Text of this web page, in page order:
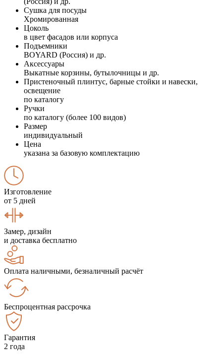
Сушка для посуды
Хромированная
Цоколь
в цвет фасадов или корпуса
Подъемники
BOYARD (Россия) и др.
Аксессуары
Выкатные корзины, бутылочницы и др.
Пристеночный плинтус, барные стойки и навески,
освещение
по каталогу
Ручки
по каталогу (более 100 видов)
Размер
индивидуальный
Цена
указана за базовую комплектацию
Изготовление
от 5 дней
Замер, дизайн
и доставка бесплатно
Оплата наличными, безналичный расчёт
Беспроцентная рассрочка
Гарантия
2 года